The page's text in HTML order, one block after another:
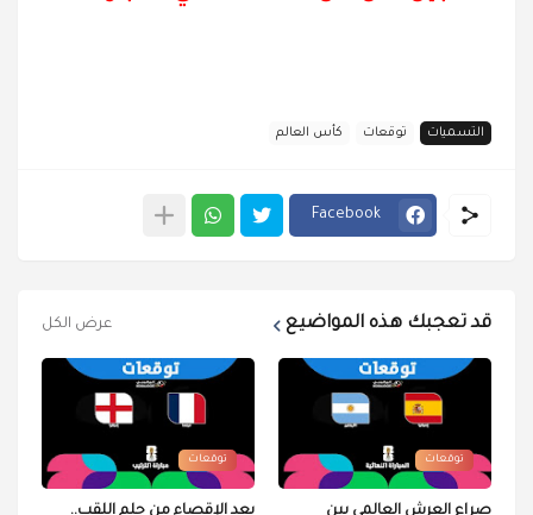
التسميات توقعات كأس العالم
Facebook
قد تعجبك هذه المواضيع عرض الكل
توقعات
صراع العرش العالمي بين
توقعات
بعد الإقصاء من حلم اللقب..